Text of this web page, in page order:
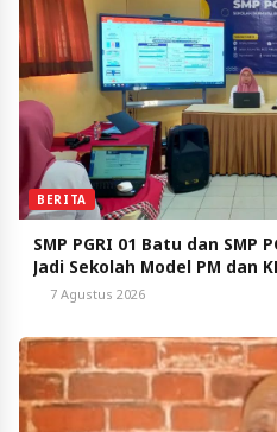
BERITA
SMP PGRI 01 Batu dan SMP
Jadi Sekolah Model PM dan
7 Agustus 2026